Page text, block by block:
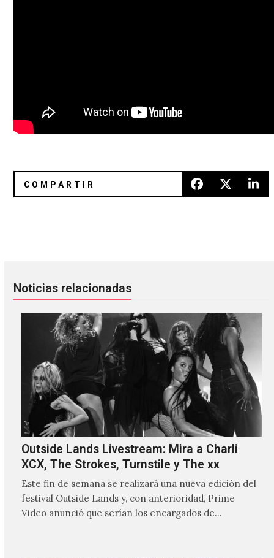
Noticias relacionadas
Outside Lands Livestream: Mira a Charli
XCX, The Strokes, Turnstile y The xx
Este fin de semana se realizará una nueva edición del
festival Outside Lands y, con anterioridad, Prime
Video anunció que serían los encargados de